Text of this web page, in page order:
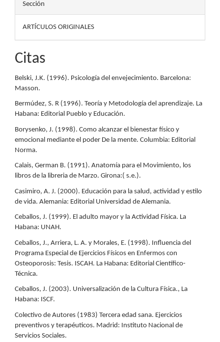
Sección
ARTÍCULOS ORIGINALES
Citas
Belski, J.K. (1996). Psicología del envejecimiento. Barcelona:
Masson.
Bermúdez, S. R (1996). Teoría y Metodología del aprendizaje. La
Habana: Editorial Pueblo y Educación.
Borysenko, J. (1998). Como alcanzar el bienestar físico y
emocional mediante el poder De la mente. Columbia: Editorial
Norma.
Calais, German B. (1991). Anatomía para el Movimiento, los
libros de la libreria de Marzo. Girona:( s.e.).
Casimiro, A. J. (2000). Educación para la salud, actividad y estilo
de vida. Alemania: Editorial Universidad de Alemania.
Ceballos, J. (1999). El adulto mayor y la Actividad Física. La
Habana: UNAH.
Ceballos, J., Arriera, L. A. y Morales, E. (1998). Influencia del
Programa Especial de Ejercicios Físicos en Enfermos con
Osteoporosis: Tesis. ISCAH. La Habana: Editorial Científico-
Técnica.
Ceballos, J. (2003). Universalización de la Cultura Física., La
Habana: ISCF.
Colectivo de Autores (1983) Tercera edad sana. Ejercicios
preventivos y terapéuticos. Madrid: Instituto Nacional de
Servicios Sociales.